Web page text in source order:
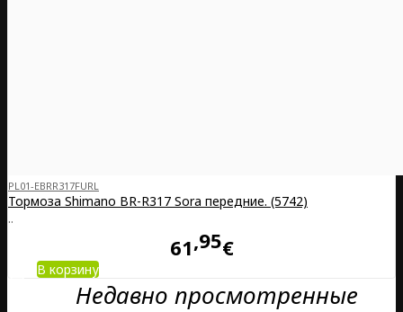
PL01-EBRR317FURL
Тормоза Shimano BR-R317 Sora передние. (5742)
..
61 95€
В корзину
Недавно просмотренные